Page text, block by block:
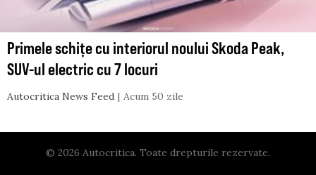
Primele schițe cu interiorul noului Skoda Peak,
SUV-ul electric cu 7 locuri
Autocritica News Feed Acum 50 zile
© 2026 Autocritica. Toate drepturile rezervate.